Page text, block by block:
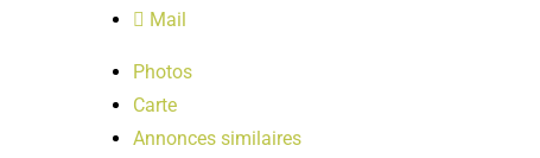
Mail
Photos
Carte
Annonces similaires